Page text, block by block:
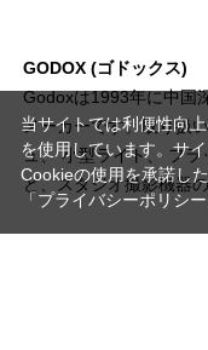
GODOX (ゴドックス)
Godoxは1993年に中国
メーカーです。取り扱
ュ、 小型ライト、 フ
ど、スタジオ撮影機器
当サイトでは利便性向
を使用しています。サ
Cookieの使用を承諾し
「プライバシーポリシー